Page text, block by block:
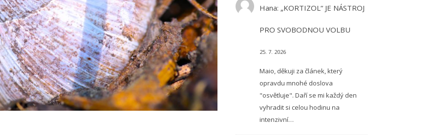
Hana: „KORTIZOL“ JE NÁSTROJ
PRO SVOBODNOU VOLBU
25. 7. 2026
Maio, děkuji za článek, který
opravdu mnohé doslova
"osvětluje". Daří se mi každý den
vyhradit si celou hodinu na
intenzivní…